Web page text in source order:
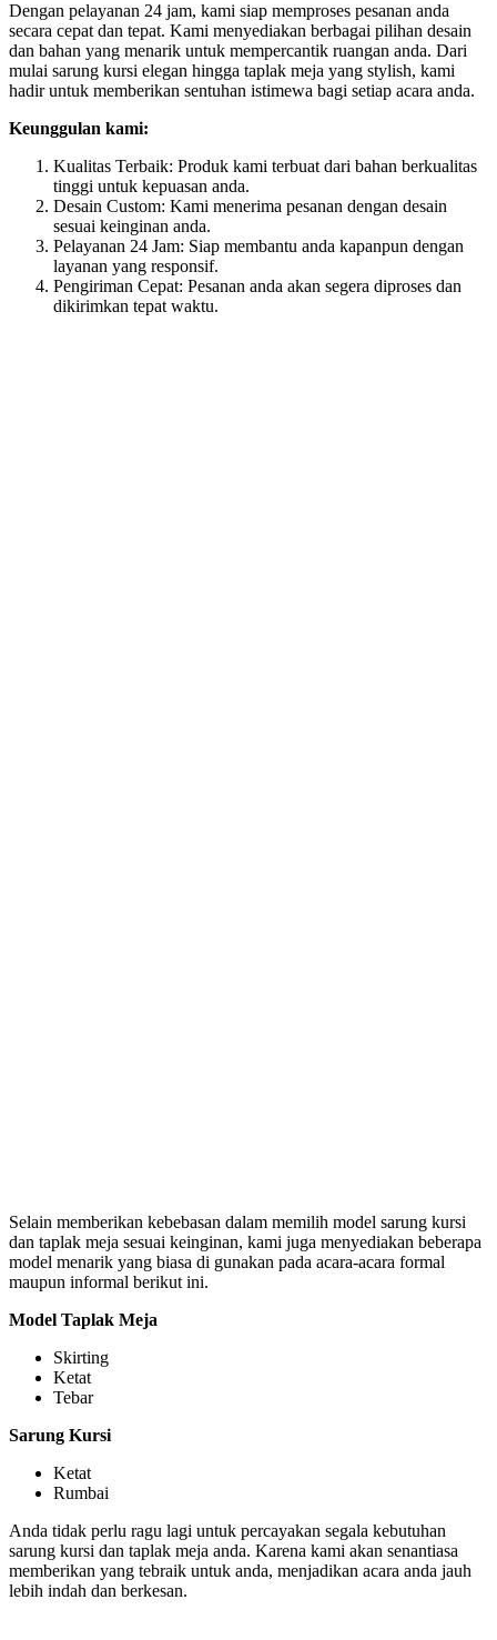
Dengan pelayanan 24 jam, kami siap memproses pesanan anda
secara cepat dan tepat. Kami menyediakan berbagai pilihan desain
dan bahan yang menarik untuk mempercantik ruangan anda. Dari
mulai sarung kursi elegan hingga taplak meja yang stylish, kami
hadir untuk memberikan sentuhan istimewa bagi setiap acara anda.
Keunggulan kami:
Kualitas Terbaik: Produk kami terbuat dari bahan berkualitas
tinggi untuk kepuasan anda.
Desain Custom: Kami menerima pesanan dengan desain
sesuai keinginan anda.
Pelayanan 24 Jam: Siap membantu anda kapanpun dengan
layanan yang responsif.
Pengiriman Cepat: Pesanan anda akan segera diproses dan
dikirimkan tepat waktu.
Selain memberikan kebebasan dalam memilih model sarung kursi
dan taplak meja sesuai keinginan, kami juga menyediakan beberapa
model menarik yang biasa di gunakan pada acara-acara formal
maupun informal berikut ini.
Model Taplak Meja
Skirting
Ketat
Tebar
Sarung Kursi
Ketat
Rumbai
Anda tidak perlu ragu lagi untuk percayakan segala kebutuhan
sarung kursi dan taplak meja anda. Karena kami akan senantiasa
memberikan yang tebraik untuk anda, menjadikan acara anda jauh
lebih indah dan berkesan.